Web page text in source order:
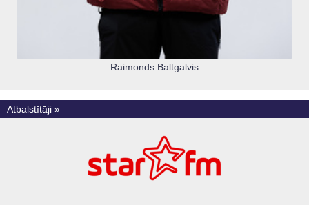
Raimonds Baltgalvis
Atbalstītāji »